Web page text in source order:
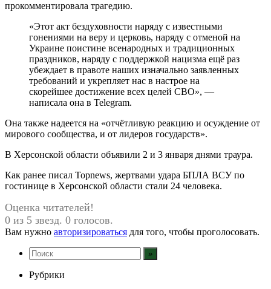
прокомментировала трагедию.
«Этот акт бездуховности наряду с известными
гонениями на веру и церковь, наряду с отменой на
Украине поистине всенародных и традиционных
праздников, наряду с поддержкой нацизма ещё раз
убеждает в правоте наших изначально заявленных
требований и укрепляет нас в настрое на
скорейшее достижение всех целей СВО», —
написала она в Telegram.
Она также надеется на «отчётливую реакцию и осуждение от
мирового сообщества, и от лидеров государств».
В Херсонской области объявили 2 и 3 января днями траура.
Как ранее писал Topnews, жертвами удара БПЛА ВСУ по
гостинице в Херсонской области стали 24 человека.
Оценка читателей!
0 из 5 звезд. 0 голосов.
Вам нужно авторизироваться для того, чтобы проголосовать.
Рубрики